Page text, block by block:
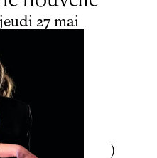
au
jeudi
jeudi 27 mai
mai